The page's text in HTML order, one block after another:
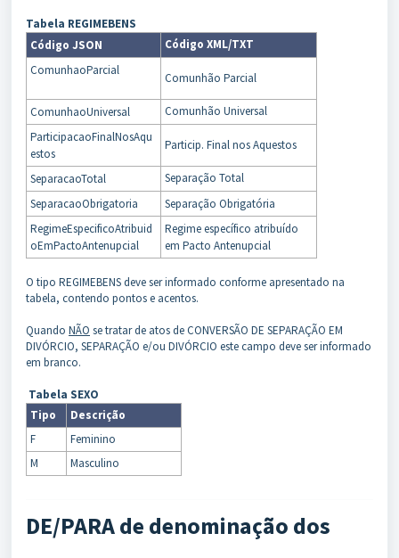
Tabela REGIMEBENS
Código JSON
Código XML/TXT
ComunhaoParcial
Comunhão Parcial
ComunhaoUniversal
Comunhão Universal
ParticipacaoFinalNosAqu
estos
Particip. Final nos Aquestos
SeparacaoTotal
Separação Total
SeparacaoObrigatoria
Separação Obrigatória
RegimeEspecificoAtribuid
oEmPactoAntenupcial
Regime específico atribuído
em Pacto Antenupcial
O tipo REGIMEBENS deve ser informado conforme apresentado na
tabela, contendo pontos e acentos.
Quando NÃO se tratar de atos de CONVERSÃO DE SEPARAÇÃO EM
DIVÓRCIO, SEPARAÇÃO e/ou DIVÓRCIO este campo deve ser informado
em branco.
Tabela SEXO
Tipo
Descrição
F
Feminino
M
Masculino
DE/PARA de denominação dos